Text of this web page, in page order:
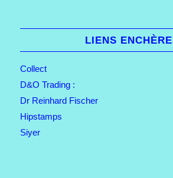
LIENS
Collect
D&O Trading :
Dr Reinhard Fischer
Hipstamps
Siyer